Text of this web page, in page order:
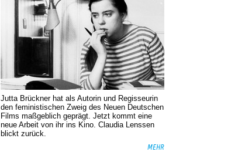
Jutta Brückner hat als Autorin und Regisseurin
den feministischen Zweig des Neuen Deutschen
Films maßgeblich geprägt. Jetzt kommt eine
neue Arbeit von ihr ins Kino. Claudia Lenssen
blickt zurück.
MEHR